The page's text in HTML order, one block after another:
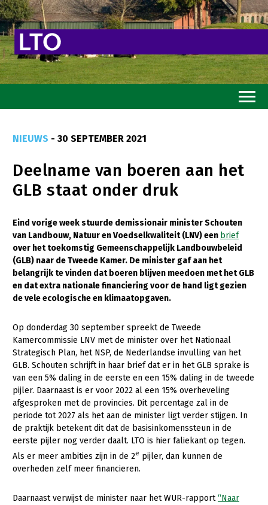
Goed eten
Mooi groen
Sterk ondernemerschap
Transitiepaden
Thema’s
Gezonde planten
Natuur, klimaat en energie
Bodem en water
Platteland en omgeving
Mens, ondernemerschap en onderwijs
Internationaal
Sectoren
Dier
NIEUWS - 30 SEPTEMBER 2021
Deelname van boeren aan het
GLB staat onder druk
Eind vorige week stuurde demissionair minister Schouten
van Landbouw, Natuur en Voedselkwaliteit (LNV) een brief
over het toekomstig Gemeenschappelijk Landbouwbeleid
(GLB) naar de Tweede Kamer. De minister gaf aan het
belangrijk te vinden dat boeren blijven meedoen met het GLB
en dat extra nationale financiering voor de hand ligt gezien
de vele ecologische en klimaatopgaven.
Op donderdag 30 september spreekt de Tweede
Kamercommissie LNV met de minister over het Nationaal
Strategisch Plan, het NSP, de Nederlandse invulling van het
GLB. Schouten schrijft in haar brief dat er in het GLB sprake is
van een 5% daling in de eerste en een 15% daling in de tweede
pijler. Daarnaast is er voor 2022 al een 15% overheveling
afgesproken met de provincies. Dit percentage zal in de
periode tot 2027 als het aan de minister ligt verder stijgen. In
de praktijk betekent dit dat de basisinkomenssteun in de
eerste pijler nog verder daalt. LTO is hier faliekant op tegen.
Als er meer ambities zijn in de 2e pijler, dan kunnen de
overheden zelf meer financieren.
Daarnaast verwijst de minister naar het WUR-rapport“Naar